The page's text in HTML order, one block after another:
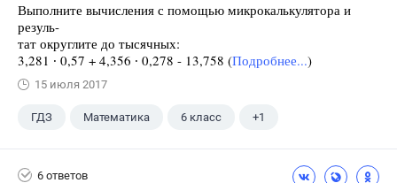
Выполните вычисления с помощью микрокалькулятора и
резуль-
тат округлите до тысячных:
3,281 ∙ 0,57 + 4,356 ∙ 0,278 - 13,758 (Подробнее...)
15 июля 2017
ГДЗ Математика 6 класс +1
6 ответов